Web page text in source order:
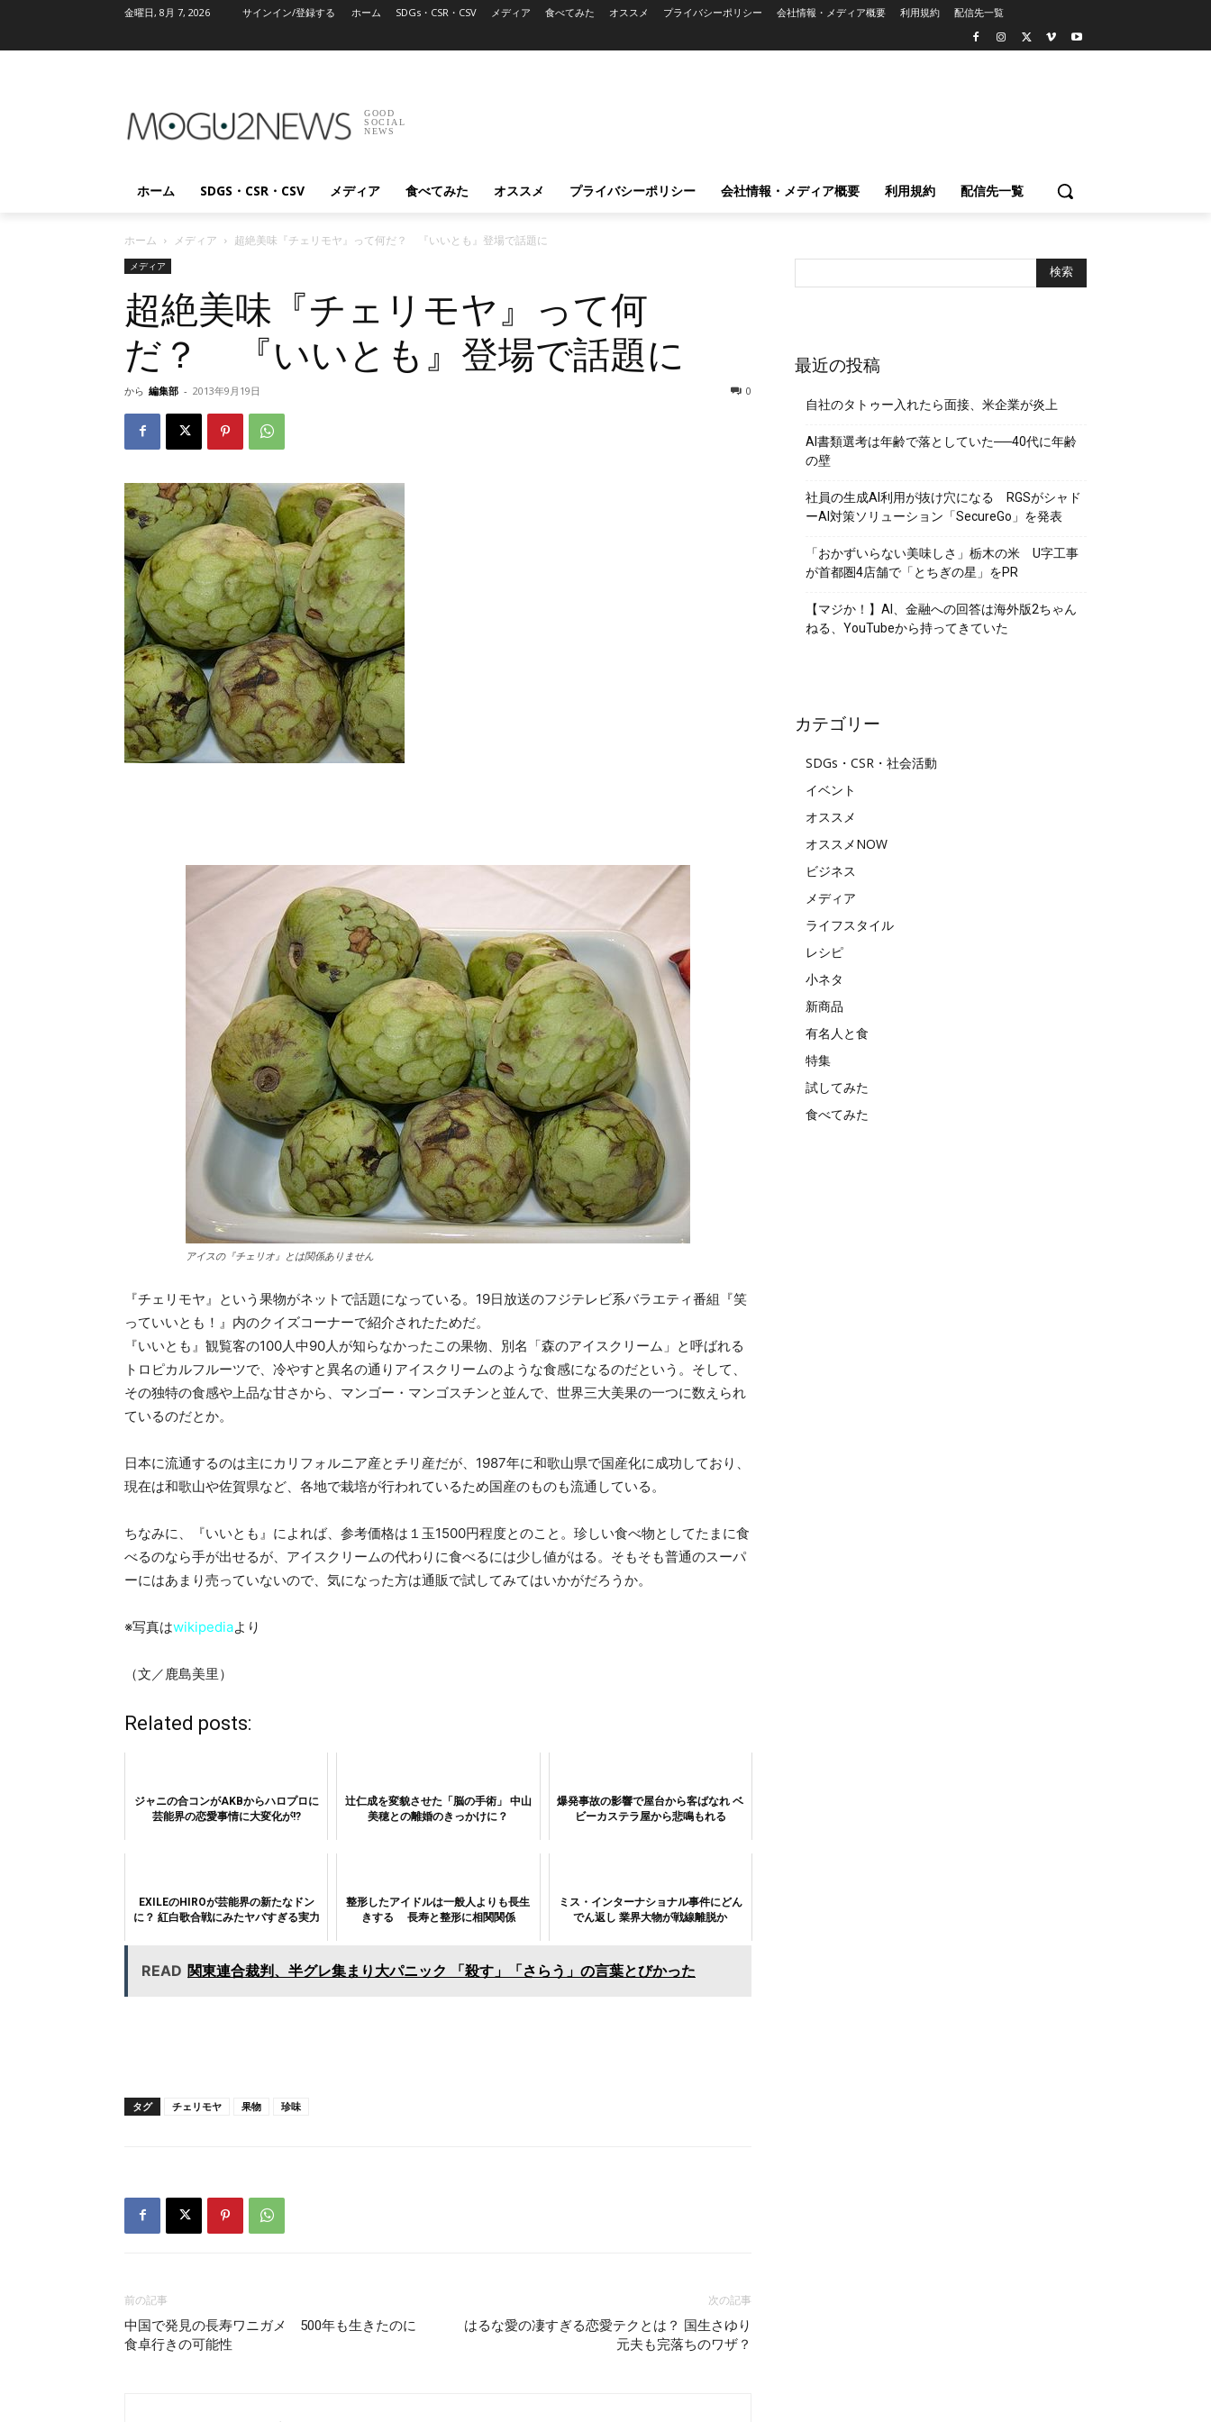
金曜日, 8月 7, 2026 サインイン/登録する ホーム SDGs・CSR・CSV メディア 食べてみた オススメ プライバシーポリシー 会社情報・メディア概要 利用規約 配信先一覧
GOOD
SOCIAL
NEWS
ホーム SDGS・CSR・CSV メディア 食べてみた オススメ プライバシーポリシー 会社情報・メディア概要 利用規約 配信先一覧
ホーム メディア 超絶美味『チェリモヤ』って何だ？ 『いいとも』登場で話題に
メディア
超絶美味『チェリモヤ』って何
だ？ 『いいとも』登場で話題に
から 編集部 - 2013年9月19日 0
アイスの『チェリオ』とは関係ありません
『チェリモヤ』という果物がネットで話題になっている。19日放送のフジテレビ系バラエティ番組『笑
っていいとも！』内のクイズコーナーで紹介されたためだ。
『いいとも』観覧客の100人中90人が知らなかったこの果物、別名「森のアイスクリーム」と呼ばれる
トロピカルフルーツで、冷やすと異名の通りアイスクリームのような食感になるのだという。そして、
その独特の食感や上品な甘さから、マンゴー・マンゴスチンと並んで、世界三大美果の一つに数えられ
ているのだとか。
日本に流通するのは主にカリフォルニア産とチリ産だが、1987年に和歌山県で国産化に成功しており、
現在は和歌山や佐賀県など、各地で栽培が行われているため国産のものも流通している。
ちなみに、『いいとも』によれば、参考価格は１玉1500円程度とのこと。珍しい食べ物としてたまに食
べるのなら手が出せるが、アイスクリームの代わりに食べるには少し値がはる。そもそも普通のスーパ
ーにはあまり売っていないので、気になった方は通販で試してみてはいかがだろうか。
※写真はwikipediaより
（文／鹿島美里）
Related posts:
ジャニの合コンがAKBからハロプロに
芸能界の恋愛事情に大変化が!?
辻仁成を変貌させた「脳の手術」 中山
美穂との離婚のきっかけに？
爆発事故の影響で屋台から客ばなれ ベ
ビーカステラ屋から悲鳴もれる
EXILEのHIROが芸能界の新たなドン
に？ 紅白歌合戦にみたヤバすぎる実力
整形したアイドルは一般人よりも長生
きする 長寿と整形に相関関係
ミス・インターナショナル事件にどん
でん返し 業界大物が戦線離脱か
READ 関東連合裁判、半グレ集まり大パニック 「殺す」「さらう」の言葉とびかった
タグ チェリモヤ 果物 珍味
前の記事
中国で発見の長寿ワニガメ 500年も生きたのに
食卓行きの可能性
次の記事
はるな愛の凄すぎる恋愛テクとは？ 国生さゆり
元夫も完落ちのワザ？
最近の投稿
自社のタトゥー入れたら面接、米企業が炎上
AI書類選考は年齢で落としていた──40代に年齢
の壁
社員の生成AI利用が抜け穴になる RGSがシャド
ーAI対策ソリューション「SecureGo」を発表
「おかずいらない美味しさ」栃木の米 U字工事
が首都圏4店舗で「とちぎの星」をPR
【マジか！】AI、金融への回答は海外版2ちゃん
ねる、YouTubeから持ってきていた
カテゴリー
SDGs・CSR・社会活動
イベント
オススメ
オススメNOW
ビジネス
メディア
ライフスタイル
レシピ
小ネタ
新商品
有名人と食
特集
試してみた
食べてみた